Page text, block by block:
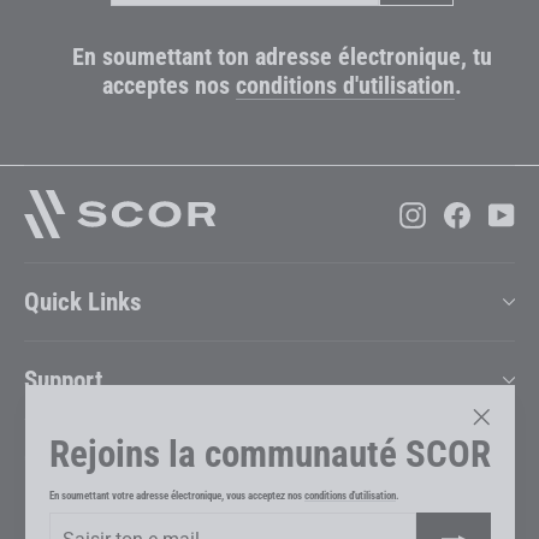
Rejoins la communauté SCOR
En soumettant votre adresse électronique, vous acceptez nosconditions d'utilisation.
En soumettant ton adresse électronique, tu
acceptes nos conditions d'utilisation.
Instagram
Quick Links
Support
Company